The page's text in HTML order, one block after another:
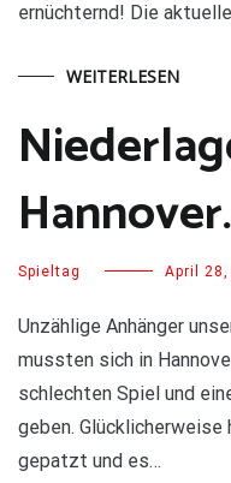
ernüchternd! Die
WEITERLESEN
Spieltag April 28,
Unzählige Anhänger
mussten sich in
schlechten Spiel und
geben. Glücklicherweise
gepatzt und es…